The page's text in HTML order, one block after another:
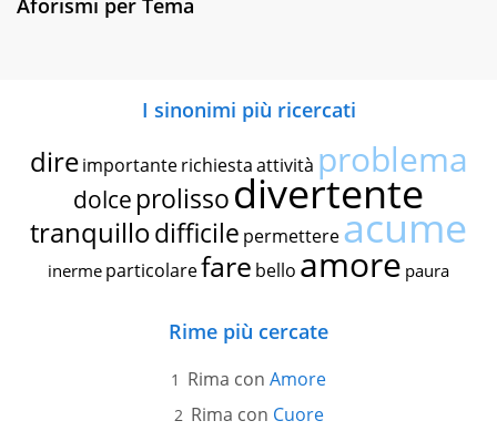
I sinonimi più ricercati
dire importante richiestaattività problema
dolce prolissodivertente
tranquillodifficile permettereacume
inerme particolarefare bello amore paura
Rime più cercate
Rima con Amore
Rima con Cuore